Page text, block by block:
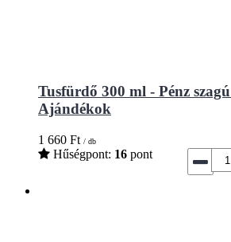
Tusfürdő 300 ml - Pénz
Ajándékok
1 660 Ft / db
Hűségpont: 16 pont